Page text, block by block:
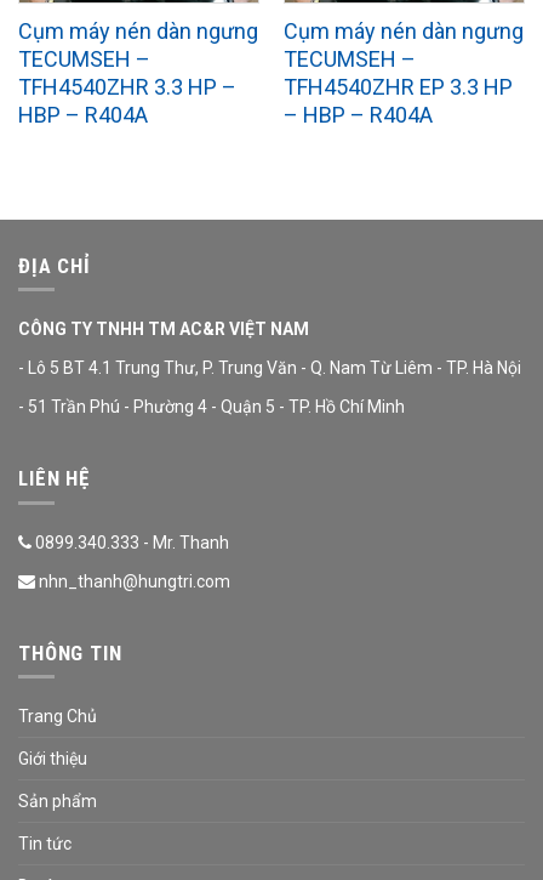
Cụm máy nén dàn ngưng
TECUMSEH –
TFH4540ZHR 3.3 HP –
HBP – R404A
Cụm máy nén dàn ngưng
TECUMSEH –
TFH4540ZHR EP 3.3 HP
– HBP – R404A
ĐỊA CHỈ
CÔNG TY TNHH TM AC&R VIỆT NAM
- Lô 5 BT 4.1 Trung Thư, P. Trung Văn - Q. Nam Từ Liêm - TP. Hà Nội
- 51 Trần Phú - Phường 4 - Quận 5 - TP. Hồ Chí Minh
LIÊN HỆ
0899.340.333 - Mr. Thanh
nhn_thanh@hungtri.com
THÔNG TIN
Trang Chủ
Giới thiệu
Sản phẩm
Tin tức